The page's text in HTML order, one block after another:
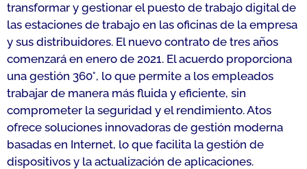
transformar y gestionar el puesto de trabajo digital de
las estaciones de trabajo en las oficinas de la empresa
y sus distribuidores. El nuevo contrato de tres años
comenzará en enero de 2021. El acuerdo proporciona
una gestión 360°, lo que permite a los empleados
trabajar de manera más fluida y eficiente, sin
comprometer la seguridad y el rendimiento. Atos
ofrece soluciones innovadoras de gestión moderna
basadas en Internet, lo que facilita la gestión de
dispositivos y la actualización de aplicaciones.